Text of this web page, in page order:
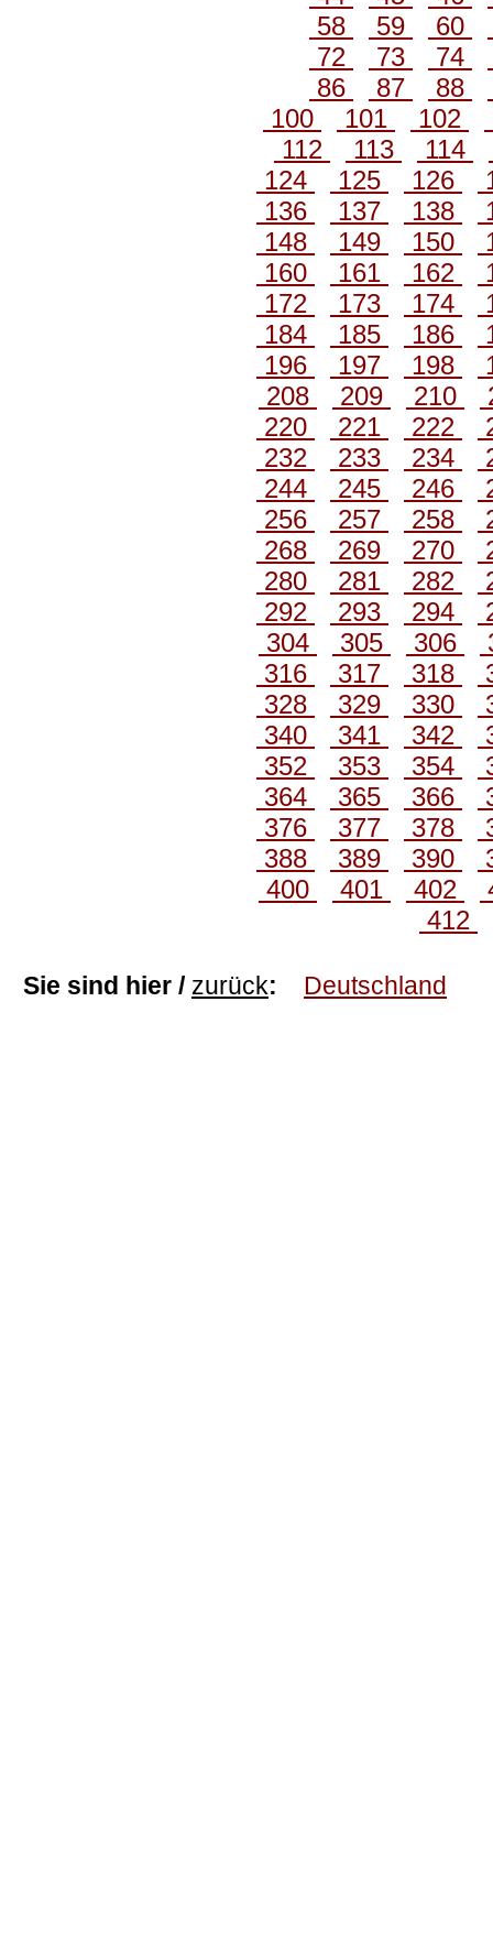
58
59 60
72
73 74
86
87 88
100
101 102
112
113 114
124
125 126
136
137 138
148
149 150
160
161 162
172
173 174
184
185 186
196
197 198
208
209 210
220
221 222
232
233 234
244
245 246
256
257 258
268
269 270
280
281 282
292
293 294
304
305 306
316
317 318
328
329 330
340
341 342
352
353 354
364
365 366
376
377 378
388
389 390
400
401 402
412
Sie sind hier / zurück: Deutschland